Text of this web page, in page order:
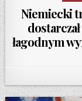
Niemiecki
łagodnym